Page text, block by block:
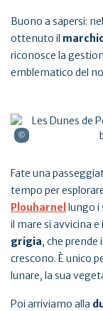
Buono a sapersi:
ottenuto il
riconosce la
emblematico del
Fate una
tempo per
Plouharnel lungo i
il mare si avvicina e
grigia, che prende
crescono. È unico
lunare, la sua
Poi arriviamo alla